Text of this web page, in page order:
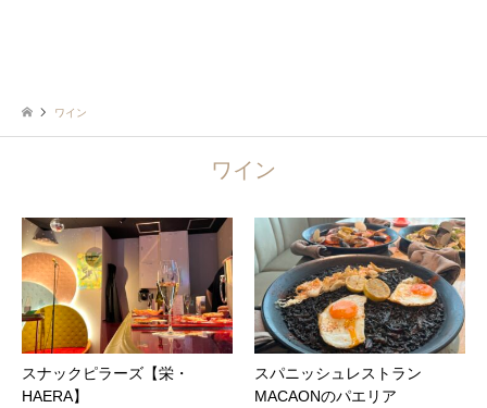
ワイン
ワイン
スナックピラーズ【栄・
HAERA】
スパニッシュレストラン
MACAONのパエリア